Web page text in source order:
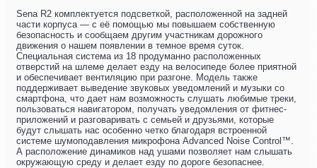
Sena R2 комплектуется подсветкой, расположенной на задней
части корпуса — с её помощью мы повышаем собственную
безопасность и сообщаем другим участникам дорожного
движения о нашем появлении в темное время суток.
Специальная система из 18 продуманно расположенных
отверстий на шлеме делает езду на велосипеде более приятной
и обеспечивает вентиляцию при разгоне. Модель также
поддерживает выведение звуковых уведомлений и музыки со
смартфона, что дает нам возможность слушать любимые треки,
пользоваться навигатором, получать уведомления от фитнес-
приложений и разговаривать с семьей и друзьями, которые
будут слышать нас особенно четко благодаря встроенной
системе шумоподавления микрофона Advanced Noise Control™.
А расположение динамиков над ушами позволяет нам слышать
окружающую среду и делает езду по дороге безопаснее.